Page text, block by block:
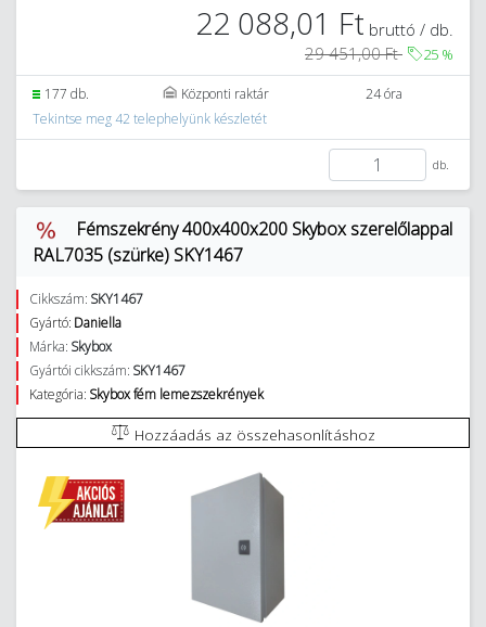
22 088,01 Ft bruttó / db.
29 451,00 Ft
25 %
177 db. Központi raktár
24 óra
Tekintse meg 42 telephelyünk készletét
db.
Fémszekrény 400x400x200 Skybox szerelőlappal
RAL7035 (szürke) SKY1467
Cikkszám: SKY1467
Gyártó: Daniella
Márka: Skybox
Gyártói cikkszám: SKY1467
Kategória: Skybox fém lemezszekrények
Hozzáadás az összehasonlításhoz